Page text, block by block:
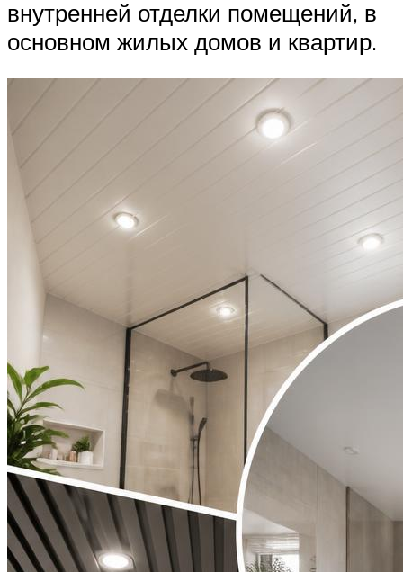
внутренней отделки помещений, в
основном жилых домов и квартир.